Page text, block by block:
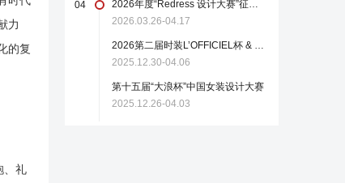
力
的复
、礼
04
2026年度“Redress 设计大赛”征稿启事
2026.03.26-04.17
2026第二届时装L’OFFICIEL杯 & 中国轻纺城国际设计大师赛
2025.12.30-04.06
第十五届“大浪杯”中国女装设计大赛
2025.12.26-04.03